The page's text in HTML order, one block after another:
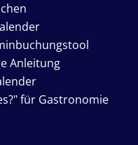
Anleitung
für Gastronomie